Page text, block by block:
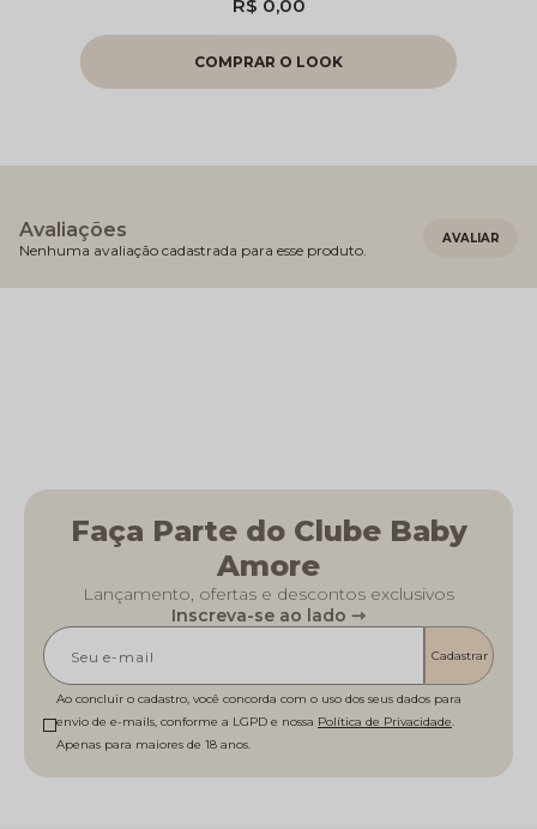
R$ 0,00
Avaliações
Nenhuma avaliação cadastrada para esse produto.
Faça Parte do Clube Baby
Amore
Lançamento, ofertas e descontos exclusivos
Inscreva-se ao lado ⇾
Cadastrar
Ao concluir o cadastro, você concorda com o uso dos seus dados para
envio de e-mails, conforme a LGPD e nossa Política de Privacidade